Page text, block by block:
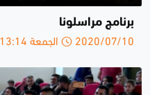
برنامج مراسلونا
2020/07/10 الجمعة 13:14 م